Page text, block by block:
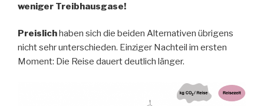
weniger Treibhausgase!
Preislichhaben sich die beiden Alternativen übrigens
nicht sehr unterschieden. Einziger Nachteil im ersten
Moment: Die Reise dauert deutlich länger.